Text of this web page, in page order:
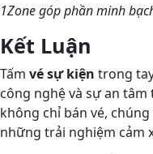
1Zone góp phần minh
Kết Luận
Tấm vé sự kiện trong
công nghệ và sự an
không chỉ bán vé,
những trải nghiệm cảm